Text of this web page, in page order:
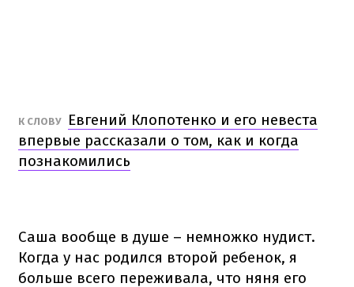
К СЛОВУ
Евгений Клопотенко и его невеста
впервые рассказали о том, как и когда
познакомились
Саша вообще в душе – немножко нудист.
Когда у нас родился второй ребенок, я
больше всего переживала, что няня его